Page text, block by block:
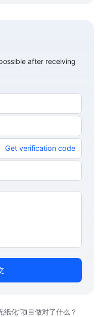
after receiving
Get verification code
化”项目做对了什么？